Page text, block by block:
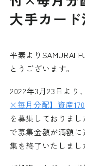
大手カード
平素よりSAMURAI
とうございます。
2022年3月23日より
×毎月分配】資産
を募集しておりま
で募集金額が満額
集を終了いたしまし